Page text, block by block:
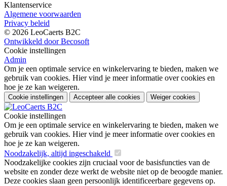
Klantenservice
Algemene voorwaarden
Privacy beleid
© 2026 LeoCaerts B2C
Ontwikkeld door Becosoft
Cookie instellingen
Admin
Om je een optimale service en winkelervaring te bieden, maken we
gebruik van cookies. Hier vind je meer informatie over cookies en
hoe je ze kan weigeren.
Cookie instellingen Accepteer alle cookies Weiger cookies
Cookie instellingen
Om je een optimale service en winkelervaring te bieden, maken we
gebruik van cookies. Hier vind je meer informatie over cookies en
hoe je ze kan weigeren.
Noodzakelijk, altijd ingeschakeld
Noodzakelijke cookies zijn cruciaal voor de basisfuncties van de
website en zonder deze werkt de website niet op de beoogde manier.
Deze cookies slaan geen persoonlijk identificeerbare gegevens op.